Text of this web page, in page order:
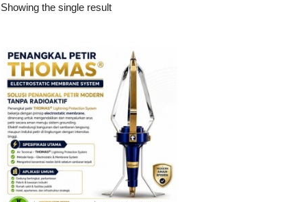
Showing the single result